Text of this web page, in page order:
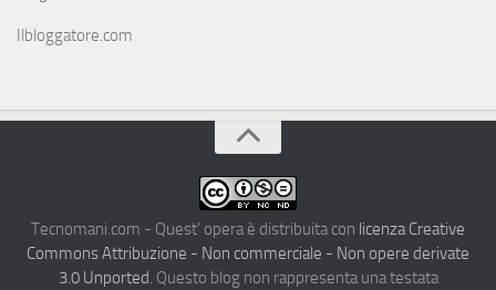
Ilbloggatore.com
Tecnomani.com - Quest' opera è distribuita con licenza Creative
Commons Attribuzione - Non commerciale - Non opere derivate
3.0 Unported. Questo blog non rappresenta una testata